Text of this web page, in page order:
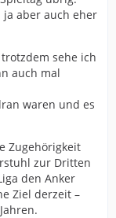
ja aber auch eher
sehe ich
auch mal
waren und es
Zugehörigkeit
zur Dritten
den Anker
Ziel derzeit –